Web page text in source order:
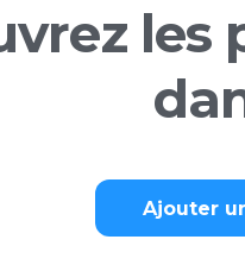
Ajouter